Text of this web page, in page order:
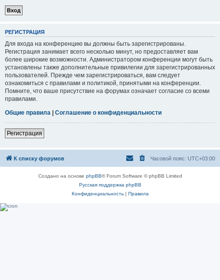
РЕГИСТРАЦИЯ
Для входа на конференцию вы должны быть зарегистрированы.
Регистрация занимает всего несколько минут, но предоставляет вам
более широкие возможности. Администратором конференции могут быть
установлены также дополнительные привилегии для зарегистрированных
пользователей. Прежде чем зарегистрироваться, вам следует
ознакомиться с правилами и политикой, принятыми на конференции.
Помните, что ваше присутствие на форумах означает согласие со всеми
правилами.
Общие правила | Соглашение о конфиденциальности
Регистрация
К списку форумов Часовой пояс: UTC+03:00
Создано на основе phpBB® Forum Software © phpBB Limited
Русская поддержка phpBB
Конфиденциальность| Правила